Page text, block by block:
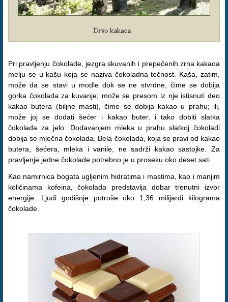
Pri pravljenju čokolade, jezgra skuvanih i prepečenih zrna kakaoa
melju se u kašu koja se naziva čokoladna tečnost. Kaša, zatim,
može da se stavi u modle dok se ne stvrdne, čime se dobija
gorka čokolada za kuvanje; može se presom iz nje istisnuti deo
kakao butera (biljne masti), čime se dobija kakao u prahu; ili,
može joj se dodati šećer i kakao buter, i tako dobiti slatka
čokolada za jelo. Dodavanjem mleka u prahu slatkoj čokoladi
dobija se mlečna čokolada. Bela čokolada, koja se pravi od kakao
butera, šećera, mleka i vanile, ne sadrži kakao sastojke. Za
pravljenje jedne čokolade potrebno je u proseku oko deset sati.
Kao namirnica bogata ugljenim hidratima i mastima, kao i manjim
količinama kofeina, čokolada predstavlja dobar trenutni izvor
energije. Ljudi godišnje potroše oko 1,36 milijardi kilograma
čokolade.